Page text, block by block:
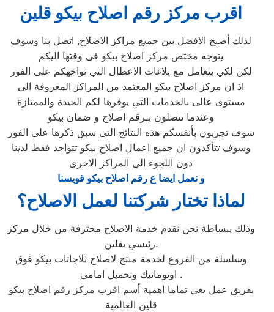
اقرب مركز رقم اصلاح بيكو قلين
لذلك أصبح الافضل بين جميع مراكز الاصلاح, اتصل بنا وسوف
يتوجه مختص مركز اصلاح بيكو فى وقتها اليكم
لكن لكي يتعامل مع بلاغات الاعطال التي تواجهكم على الفور
اذ ان مركز اصلاح بيكو المعتمد من المراكز المعروفة الى
مستوى عالى بالخدمات التي يوفرها لكم الجيدة والممتازة
وعندما تتصلون بـرقم اصلاح و ضمان بيكو
سوف تجربون بأنفسكم هذه النتائج التي سبق ذكرها على الفور
وسوف تتأكدون ان جميع اعمال اصلاح بيكو تتواجد فقط لدينا
دون اللجوء الى المراكز الاخرى
و نعمل ايضا ع رقم اصلاح بيكو قويسنا
لماذا تختار شركتنا لعمل الاصلاح؟
وذلك ببساطة نحن نقدم خدمة الاصلاح محترفة من خلال مركز
رئيسي بقلين.
وسلسلة من الفروع لخدمة منتج لاصلاح ثلاجاتات بيكو فوق
اوتوماتيك وتحميل امامي .
بفريق عمل يعي تماما اهمية أسم اقرب مركز رقم اصلاح بيكو
قلين العالمية